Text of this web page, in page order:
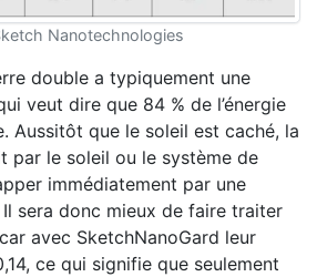
Nanotechnologies
double a typiquement une
veut dire que 84 % de l’énergie
Aussitôt que le soleil est caché, la
par le soleil ou le système de
immédiatement par une
sera donc mieux de faire traiter
avec SketchNanoGard leur
ce qui signifie que seulement